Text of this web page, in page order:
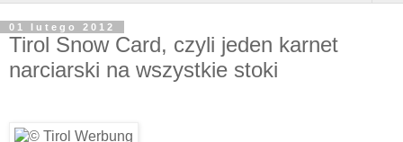
01 lutego 2012
Tirol Snow Card, czyli jeden karnet
narciarski na wszystkie stoki